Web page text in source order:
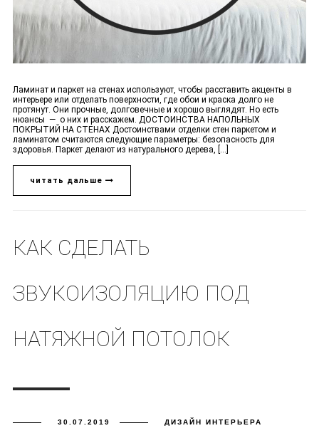
Ламинат и паркет на стенах используют, чтобы расставить акценты в
интерьере или отделать поверхности, где обои и краска долго не
протянут. Они прочные, долговечные и хорошо выглядят. Но есть
нюансы — о них и расскажем. ДОСТОИНСТВА НАПОЛЬНЫХ
ПОКРЫТИЙ НА СТЕНАХ Достоинствами отделки стен паркетом и
ламинатом считаются следующие параметры: безопасность для
здоровья. Паркет делают из натурального дерева, [...]
читать дальше
КАК СДЕЛАТЬ
ЗВУКОИЗОЛЯЦИЮ ПОД
НАТЯЖНОЙ ПОТОЛОК
30.07.2019 ДИЗАЙН ИНТЕРЬЕРА